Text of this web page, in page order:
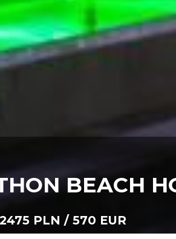
BEACH
2475 PLN / 570 EUR